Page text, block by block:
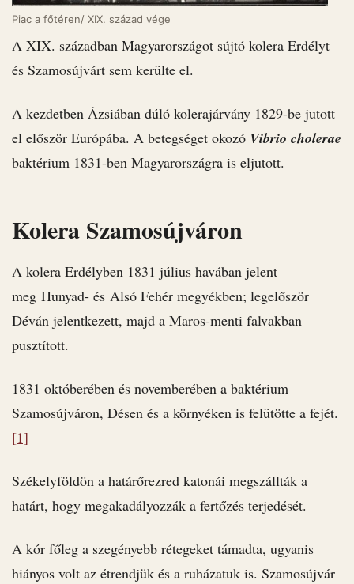
Piac a főtéren/ XIX. század vége
A XIX. században Magyarországot sújtó kolera Erdélyt
és Szamosújvárt sem kerülte el.
A kezdetben Ázsiában dúló kolerajárvány 1829-be jutott
el először Európába. A betegséget okozó Vibrio cholerae
baktérium 1831-ben Magyarországra is eljutott.
Kolera Szamosújváron
A kolera Erdélyben 1831 július havában jelent
meg Hunyad- és Alsó Fehér megyékben; legelőször
Déván jelentkezett, majd a Maros-menti falvakban
pusztított.
1831 októberében és novemberében a baktérium
Szamosújváron, Désen és a környéken is felütötte a fejét.
[1]
Székelyföldön a határőrezred katonái megszállták a
határt, hogy megakadályozzák a fertőzés terjedését.
A kór főleg a szegényebb rétegeket támadta, ugyanis
hiányos volt az étrendjük és a ruházatuk is. Szamosújvár